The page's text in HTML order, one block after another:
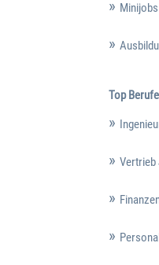
Minijobs
Top Berufe
Vertrieb